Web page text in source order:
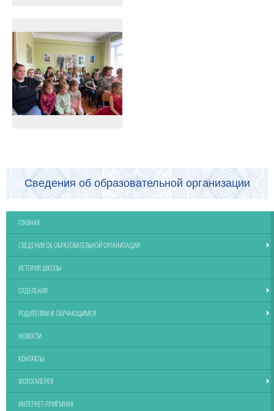
Сведения об образовательной организации
ГЛАВНАЯ
СВЕДЕНИЯ ОБ ОБРАЗОВАТЕЛЬНОЙ ОРГАНИЗАЦИИ
ИСТОРИЯ ШКОЛЫ
ОТДЕЛЕНИЯ
РОДИТЕЛЯМ И ОБУЧАЮЩИМСЯ
НОВОСТИ
КОНТАКТЫ
ФОТОГАЛЕРЕЯ
ИНТЕРНЕТ-ПРИЁМНАЯ